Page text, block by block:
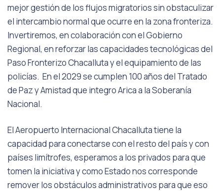
mejor gestión de los flujos migratorios sin obstaculizar
el intercambio normal que ocurre en la zona fronteriza.
Invertiremos, en colaboración con el Gobierno
Regional, en reforzar las capacidades tecnológicas del
Paso Fronterizo Chacalluta y el equipamiento de las
policías. En el 2029 se cumplen 100 años del Tratado
de Paz y Amistad que integro Arica a la Soberanía
Nacional.
El Aeropuerto Internacional Chacalluta tiene la
capacidad para conectarse con el resto del país y con
países limítrofes, esperamos a los privados para que
tomen la iniciativa y como Estado nos corresponde
remover los obstáculos administrativos para que eso